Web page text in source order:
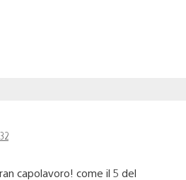
capolavoro! come il 5 del